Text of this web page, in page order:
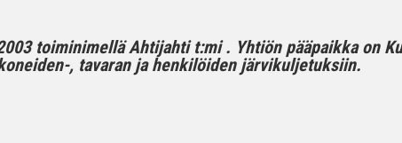
toiminimellä Ahtijahti t:mi . Yhtiön pääpaikka on
, tavaran ja henkilöiden järvikuljetuksiin.